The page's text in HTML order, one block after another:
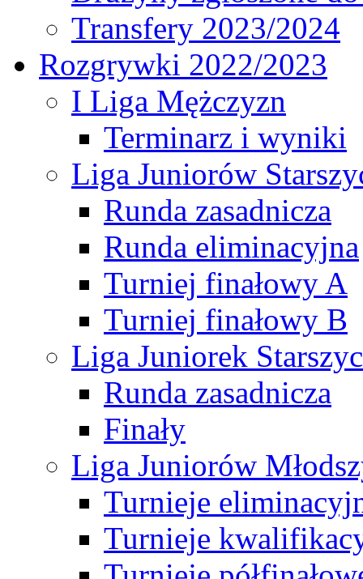
Transfery 2023/2024
Rozgrywki 2022/2023
I Liga Mężczyzn
Terminarz i wyniki
Liga Juniorów
Runda zasadnicza
Runda eliminacyjna
Turniej finałowy A
Turniej finałowy B
Liga Juniorek
Runda zasadnicza
Finały
Liga Juniorów
Turnieje
Turnieje